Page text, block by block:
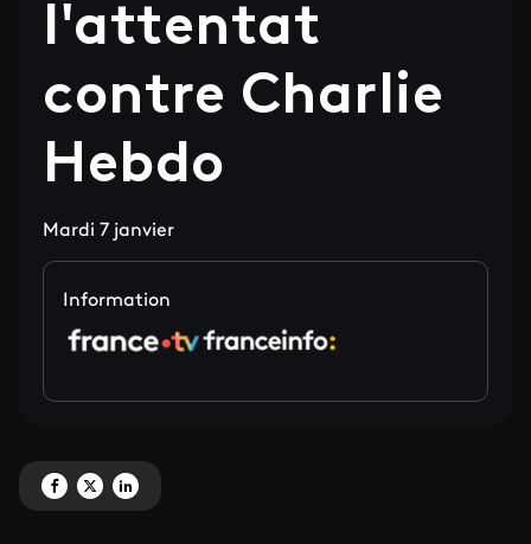
l'attentat
contre Charlie
Hebdo
Mardi 7 janvier
Information
Partagez '10 ans de l'attentat contre Charlie Hebdo' sur Facebook
Partagez '10 ans de l'attentat contre Charlie Hebdo' sur X
Partagez '10 ans de l'attentat contre Charlie Hebdo' sur LinkedIn